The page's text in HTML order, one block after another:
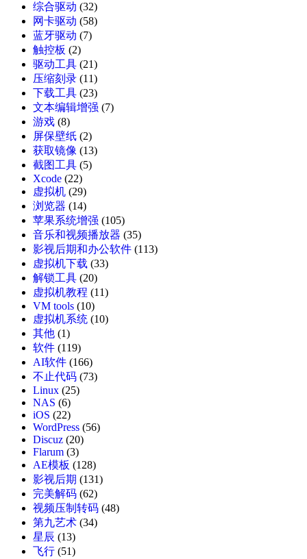
综合驱动 (32)
网卡驱动 (58)
蓝牙驱动 (7)
触控板 (2)
驱动工具 (21)
压缩刻录 (11)
下载工具 (23)
文本编辑增强 (7)
游戏 (8)
屏保壁纸 (2)
获取镜像 (13)
截图工具 (5)
Xcode (22)
虚拟机 (29)
浏览器 (14)
苹果系统增强 (105)
音乐和视频播放器 (35)
影视后期和办公软件 (113)
虚拟机下载 (33)
解锁工具 (20)
虚拟机教程 (11)
VM tools (10)
虚拟机系统 (10)
其他 (1)
软件 (119)
AI软件 (166)
不止代码 (73)
Linux (25)
NAS (6)
iOS (22)
WordPress (56)
Discuz (20)
Flarum (3)
AE模板 (128)
影视后期 (131)
完美解码 (62)
视频压制转码 (48)
第九艺术 (34)
星辰 (13)
飞行 (51)